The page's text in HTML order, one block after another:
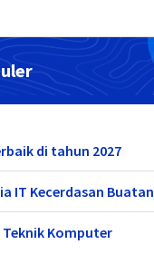
di tahun 2027
IT Kecerdasan Buatan
Komputer